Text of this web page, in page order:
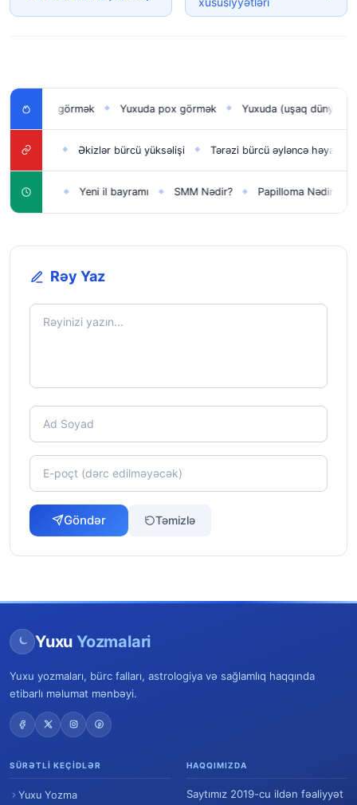
uşağı görmək ◆ Yuxuda pox görmək ◆ Yuxuda (uşaq dünyaya
həyatı Əkizlər bürcü yüksəlişi ◆ Tərəzi bürcü əyləncə həyatı
üçün Yeni il bayramı ◆ SMM Nədir? ◆ Papilloma Nədir?
Rəy Yaz
Göndər Təmizlə
Yuxu Yozmalari
Yuxu yozmaları, bürc falları, astrologiya və sağlamlıq haqqında
etibarlı məlumat mənbəyi.
SÜRƏTLI KEÇIDLƏR
Yuxu Yozma
HAQQIMIZDA
Saytımız 2019-cu ildən fəaliyyət